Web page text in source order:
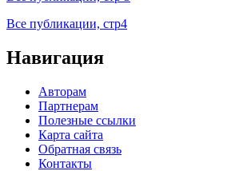
Все публикации, стр4
Навигация
Авторам
Партнерам
Полезные ссылки
Карта сайта
Обратная связь
Контакты